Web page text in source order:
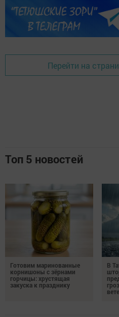
Перейти на
Топ 5 новостей
Готовим маринованные
корнишоны с зёрнами
горчицы: хрустящая
закуска к празднику
В